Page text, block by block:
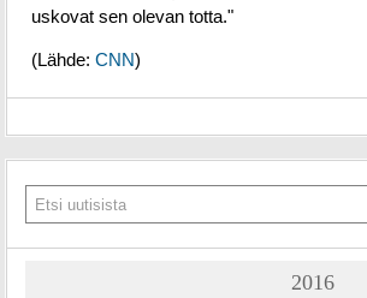
uskovat sen olevan totta."
(Lähde: CNN)
2016